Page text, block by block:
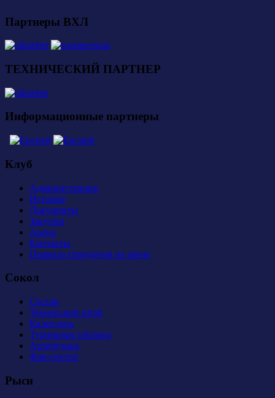
Партнеры ВХЛ
ТЕХНИЧЕСКИЙ ПАРТНЕР
Информационные партнеры
Клуб
Администрация
История
Документы
Закупки
Арена
Контакты
Правила поведения на арене
Сокол
Состав
Тренерский штаб
Календарь
Турнирная таблица
Атрибутика
Фан-сектор
Рыси